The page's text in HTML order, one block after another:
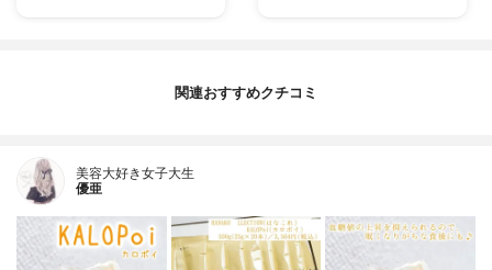
関連おすすめクチコミ
美容大好き女子大生
優亜